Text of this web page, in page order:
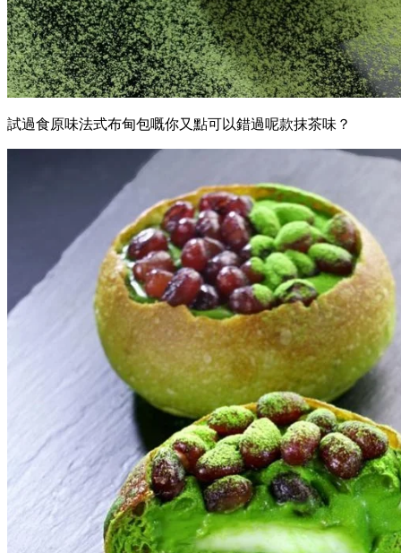
試過食原味法式布甸包嘅你又點可以錯過呢款抹茶味？